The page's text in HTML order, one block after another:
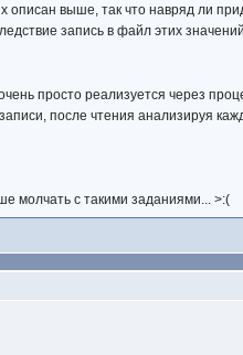
выше, так что навряд ли
запись в файл этих
просто реализуется через
после чтения анализируя
молчать с такими заданиями... >:(